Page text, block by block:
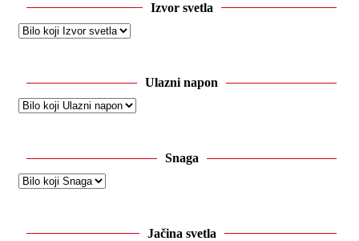
Izvor svetla
Ulazni napon
Snaga
Jačina svetla